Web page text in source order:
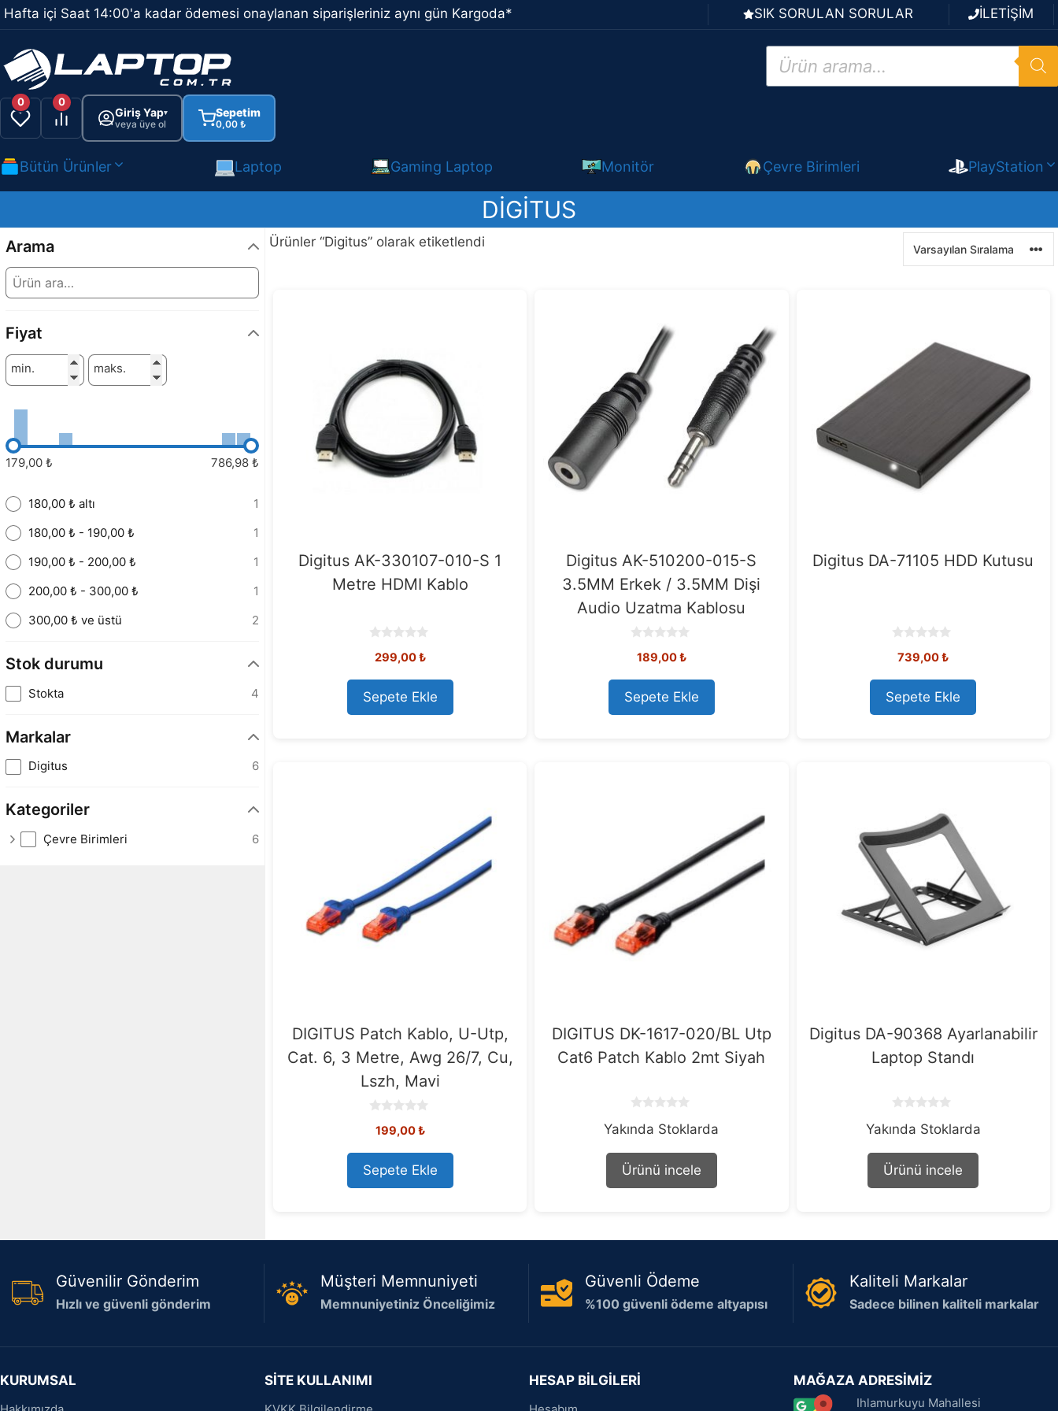
İçeriğe
atla
Hafta içi Saat 14:00'a kadar ödemesi onaylanan siparişleriniz aynı gün Kargoda* SIK SORULAN SORULAR İLETİŞİM
Products
search
0 0
Giriş Yap▾
veya üye ol
Sepetim
0,00 ₺
Bütün Ürünler Laptop Gaming Laptop Monitör Çevre Birimleri PlayStation
DIGITUS
Ürünler “Digitus” olarak etiketlendi
Digitus AK-330107-010-S 1
Metre HDMI Kablo
o
t
o
f
5
299,00₺
Sepete Ekle
Digitus AK-510200-015-S
3.5MM Erkek / 3.5MM Dişi
Audio Uzatma Kablosu
o
t
o
f
5
189,00₺
Sepete Ekle
Digitus DA-71105 HDD Kutusu
o
t
o
f
5
739,00₺
Sepete Ekle
DIGITUS Patch Kablo, U-Utp,
Cat. 6, 3 Metre, Awg 26/7, Cu,
Lszh, Mavi
t
o
f
5
199,00₺
Sepete Ekle
DIGITUS DK-1617-020/BL Utp
Cat6 Patch Kablo 2mt Siyah
o
t
f
Yakında Stoklarda
Ürünü incele
Digitus DA-90368 Ayarlanabilir
Laptop Standı
o
t
f
Yakında Stoklarda
Ürünü incele
Arama
Fiyat
min. maks.
179,00 ₺ 786,98 ₺
180,00 ₺ altı
1
180,00 ₺ - 190,00 ₺
1
190,00 ₺ - 200,00 ₺
1
200,00 ₺ - 300,00 ₺
1
300,00 ₺ ve üstü
2
Stok durumu
Stokta 4
Markalar
Digitus 6
Kategoriler
Çevre Birimleri 6
Güvenilir Gönderim
Hızlı ve güvenli gönderim
Müşteri Memnuniyeti
Memnuniyetiniz Önceliğimiz
Güvenli Ödeme
%100 güvenli ödeme altyapısı
Kaliteli Markalar
Sadece bilinen kaliteli markalar
KURUMSAL SİTE KULLANIMI HESAP BİLGİLERİ MAĞAZA ADRESİMİZ
Ihlamurkuyu Mahallesi